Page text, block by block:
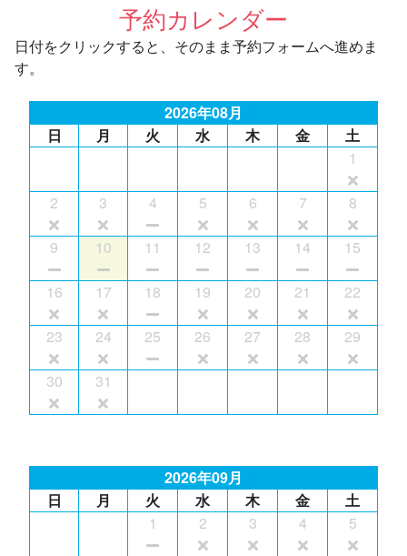
予約カレンダー
日付をクリックすると、そのまま予約フォームへ進めま
す。
2026年08月
日
月 火 水 木 金
土
1
2 3 4 5 6 7 8
9 10 11 12 13 14 15
16 17 18 19 20 21 22
23 24 25 26 27 28 29
30 31
2026年09月
日
月 火 水 木 金
土
1
2 3 4 5